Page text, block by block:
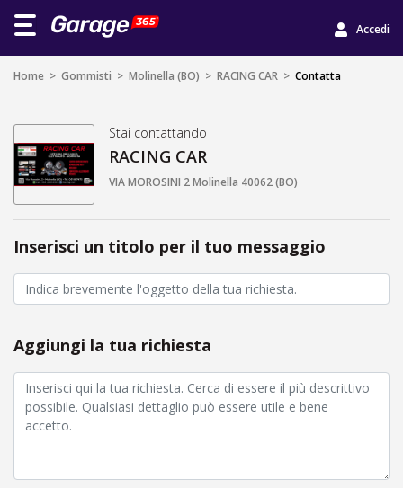
Accedi
Home > Gommisti > Molinella (BO) > RACING CAR > Contatta
Stai contattando
RACING CAR
VIA MOROSINI 2 Molinella 40062 (BO)
Inserisci un titolo per il tuo messaggio
Aggiungi la tua richiesta